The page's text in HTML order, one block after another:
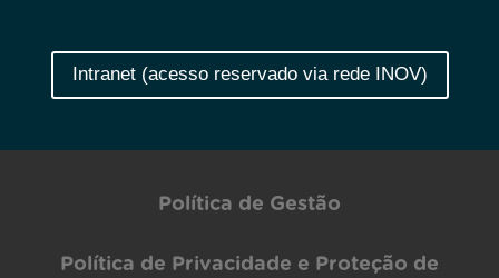
Intranet (acesso reservado via rede INOV)
Política de Gestão
Política de Privacidade e Proteção de